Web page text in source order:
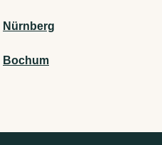
Nürnberg
Bochum